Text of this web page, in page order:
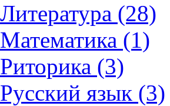
Литература (28)
Математика (1)
Риторика (3)
Русский язык (3)